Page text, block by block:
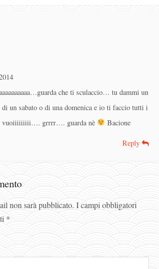
che ti sculaccio… tu dammi un
un sabato o di una domenica e io ti faccio tutti i
vuoiiiiiiiii…. grrrr…. guarda nè
Bacione
Reply
non sarà pubblicato. I campi obbligatori
*